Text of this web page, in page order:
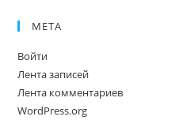
МЕТА
Войти
Лента записей
Лента комментариев
WordPress.org